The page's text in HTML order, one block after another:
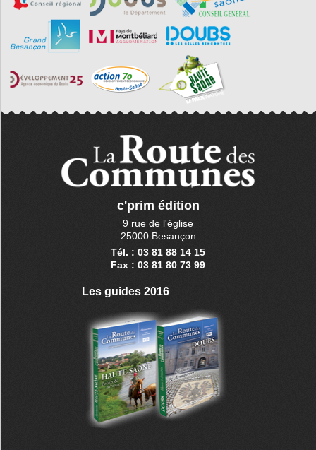
c'prim édition
9 rue de l'église
25000 Besançon
Tél. : 03 81 88 14 15
Fax : 03 81 80 73 99
Les guides 2016